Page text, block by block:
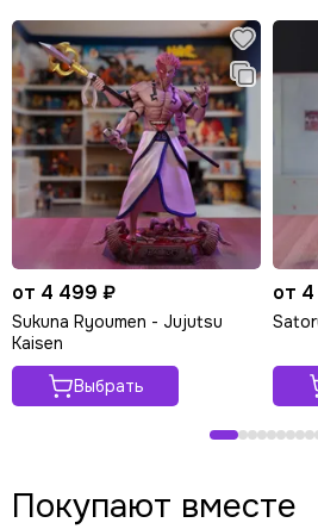
от 4 499 ₽
Sukuna Ryoumen - Jujutsu
Kaisen
Выбрать
от
Покупают вместе